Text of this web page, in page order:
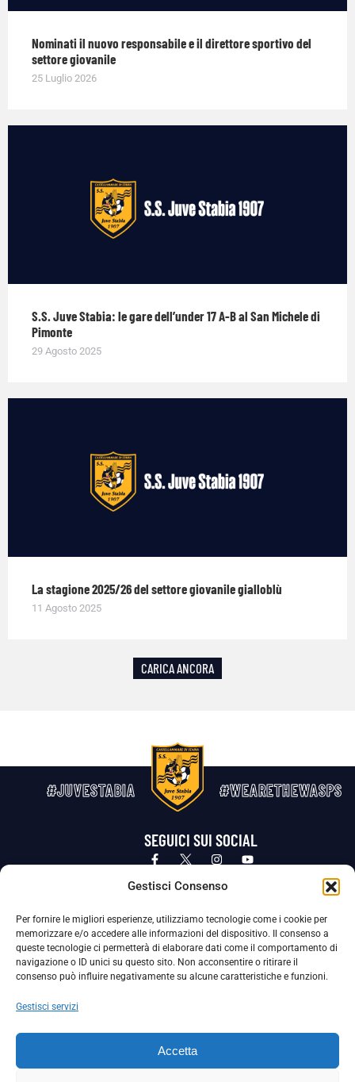
Gestisci Consenso
Per fornire le migliori esperienze, utilizziamo tecnologie come i cookie per
memorizzare e/o accedere alle informazioni del dispositivo. Il consenso a
queste tecnologie ci permetterà di elaborare dati come il comportamento di
navigazione o ID unici su questo sito. Non acconsentire o ritirare il
consenso può influire negativamente su alcune caratteristiche e funzioni.
Gestisci servizi
Accetta
Nominati il nuovo responsabile e il direttore sportivo del
settore giovanile
25 Luglio 2026
S.S. Juve Stabia: le gare dell’under 17 A-B al San Michele di
Pimonte
29 Agosto 2025
La stagione 2025/26 del settore giovanile gialloblù
11 Agosto 2025
CARICA ANCORA
#JUVESTABIA #WEARETHEWASPS
SEGUICI SUI SOCIAL
Privacy Policy Cookie Policy
La Società ha nominato il Responsabile della Protezione dei Dati Personali (DPO), figura specializzata che vigila sulle modalità
adottate dalla nostra Società per tutelare i Suoi dati personali.
Per contattare il DPO può scrivere a